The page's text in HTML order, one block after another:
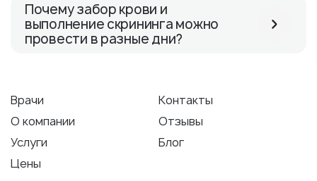
Почему забор крови и
выполнение скрининга можно
провести в разные дни?
Врачи
Контакты
О компании
Отзывы
Услуги
Блог
Цены